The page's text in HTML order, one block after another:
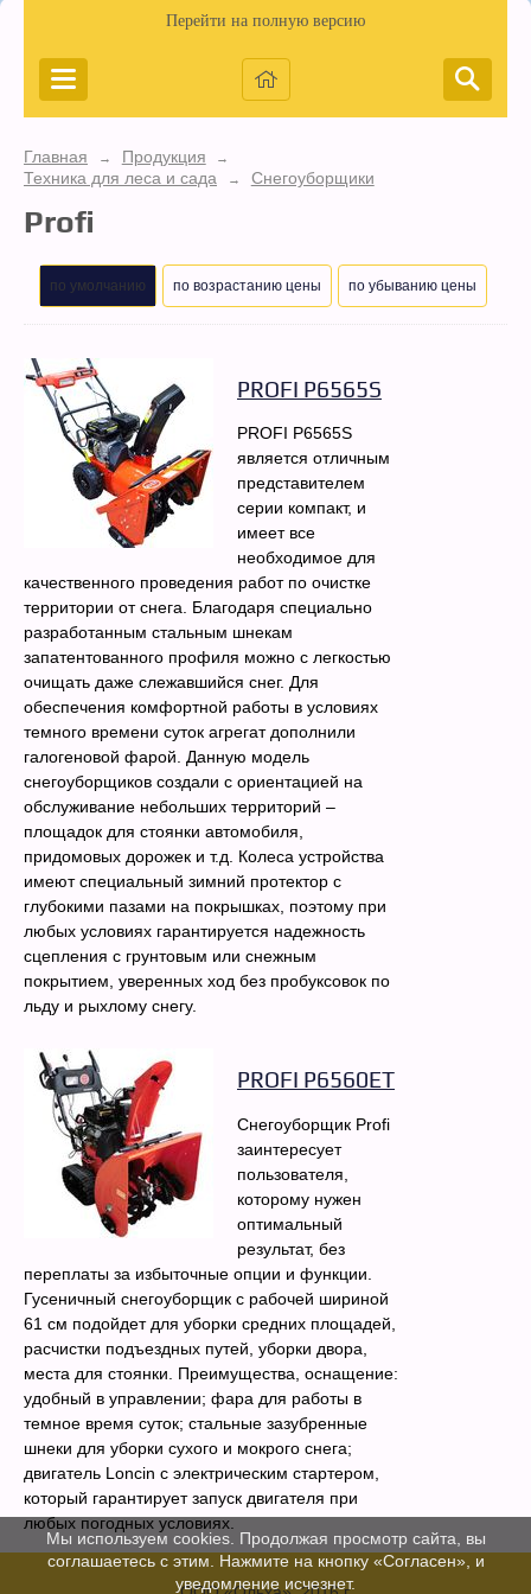
Перейти на полную версию
Главная → Продукция →
Техника для леса и сада → Снегоуборщики
Profi
по умолчанию по возрастанию цены по убыванию цены
PROFI P6565S
PROFI P6565S
является отличным
представителем
серии компакт, и
имеет все
необходимое для
качественного проведения работ по очистке
территории от снега. Благодаря специально
разработанным стальным шнекам
запатентованного профиля можно с легкостью
очищать даже слежавшийся снег. Для
обеспечения комфортной работы в условиях
темного времени суток агрегат дополнили
галогеновой фарой. Данную модель
снегоуборщиков создали с ориентацией на
обслуживание небольших территорий –
площадок для стоянки автомобиля,
придомовых дорожек и т.д. Колеса устройства
имеют специальный зимний протектор с
глубокими пазами на покрышках, поэтому при
любых условиях гарантируется надежность
сцепления с грунтовым или снежным
покрытием, уверенных ход без пробуксовок по
льду и рыхлому снегу.
PROFI P6560ET
Снегоуборщик Profi
заинтересует
пользователя,
которому нужен
оптимальный
результат, без
переплаты за избыточные опции и функции.
Гусеничный снегоуборщик с рабочей шириной
61 см подойдет для уборки средних площадей,
расчистки подъездных путей, уборки двора,
места для стоянки. Преимущества, оснащение:
удобный в управлении; фара для работы в
темное время суток; стальные зазубренные
шнеки для уборки сухого и мокрого снега;
двигатель Loncin с электрическим стартером,
который гарантирует запуск двигателя при
любых погодных условиях.
Мы используем cookies. Продолжая просмотр сайта, вы
соглашаетесь с этим. Нажмите на кнопку «Согласен», и
уведомление исчезнет.